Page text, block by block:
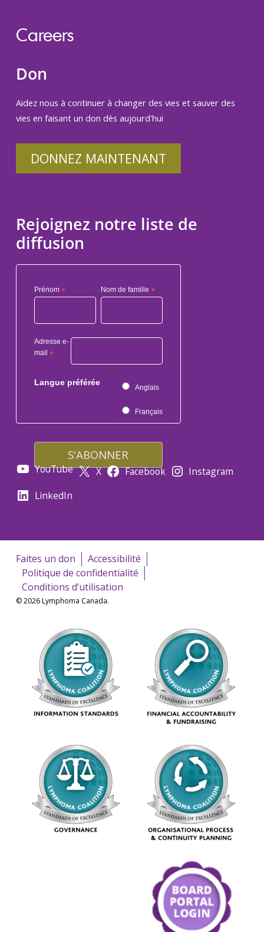
Careers
Don
Aidez nous à continuer à changer des vies et sauver des
vies en faisant un don dès aujourd'hui
DONNEZ MAINTENANT
Rejoignez notre liste de
diffusion
Prénom * Nom de famille*
Adresse e-
mail *
Langue préférée
Anglais
Français
YouTube X Facebook
Instagram
LinkedIn
Faites un don
Accessibilité
Politique de confidentialité
Conditions d’utilisation
© 2026 Lymphoma Canada.